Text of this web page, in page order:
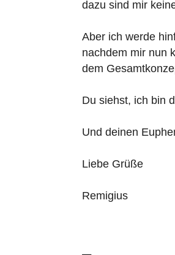
dazu sind mir
Aber ich werde
nachdem mir nun
dem
Du siehst, ich bin
Und deinen
Liebe Grüße
Remigius